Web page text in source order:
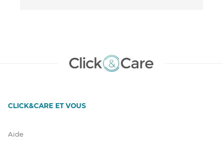
CLICK&CARE ET VOUS
Aide